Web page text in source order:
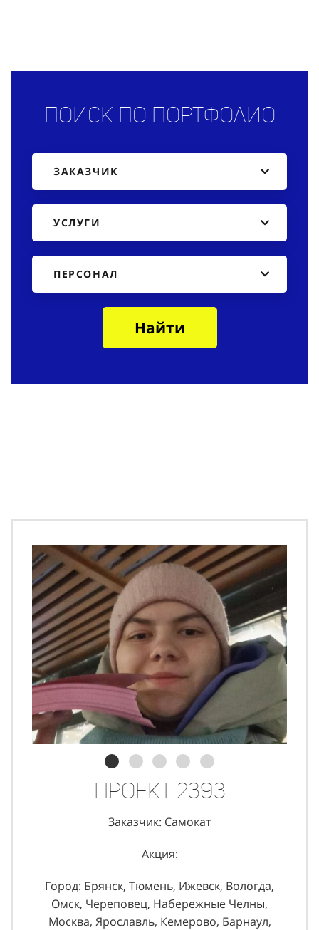
Поиск по портфолио
ЗАКАЗЧИК
УСЛУГИ
ПЕРСОНАЛ
Найти
Проект 2393
Заказчик: Самокат
Акция:
Город: Брянск, Тюмень, Ижевск, Вологда,
Омск, Череповец, Набережные Челны,
Москва, Ярославль, Кемерово, Барнаул,